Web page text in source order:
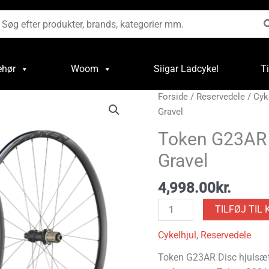
Woom Siigar Ladcykel
Forside / Reservedele /
Gravel
Token
Gravel
4,998.00kr.
Token
G23AR
Hjulsæt
Til
antal
TILFØJ TIL
Cykelhjul, Reservedele
Token G23AR Disc